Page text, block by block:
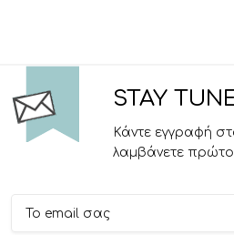
STAY
Κάντε εγγραφή
λαμβάνετε